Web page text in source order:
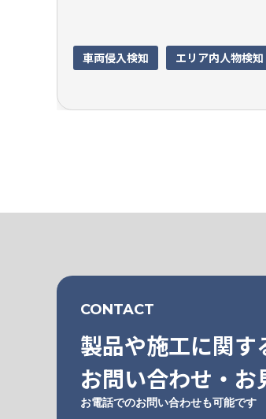
車両侵入検知 エリア内人物検知
CONTACT
製品や施工に関す
お問い合わせ・
お電話でのお問い合わせも可能です